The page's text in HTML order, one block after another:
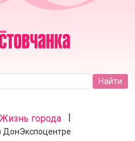
Жизнь города |